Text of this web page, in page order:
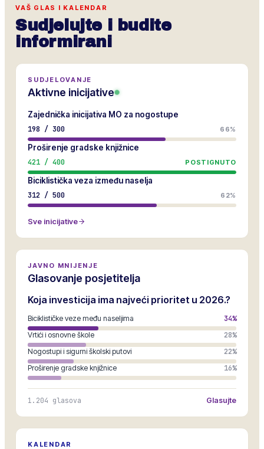
VAŠ GLAS I KALENDAR
Sudjelujte i budite
informirani
SUDJELOVANJE
Aktivne inicijative
Zajednička inicijativa MO za nogostupe
198 / 300 66%
Proširenje gradske knjižnice
421 / 400 POSTIGNUTO
Biciklistička veza između naselja
312 / 500 62%
Sve inicijative
JAVNO MNIJENJE
Glasovanje posjetitelja
Koja investicija ima najveći prioritet u 2026.?
Biciklističke veze među naseljima 34%
Vrtići i osnovne škole 28%
Nogostupi i sigurni školski putovi 22%
Proširenje gradske knjižnice 16%
1.204 glasova Glasujte
KALENDAR